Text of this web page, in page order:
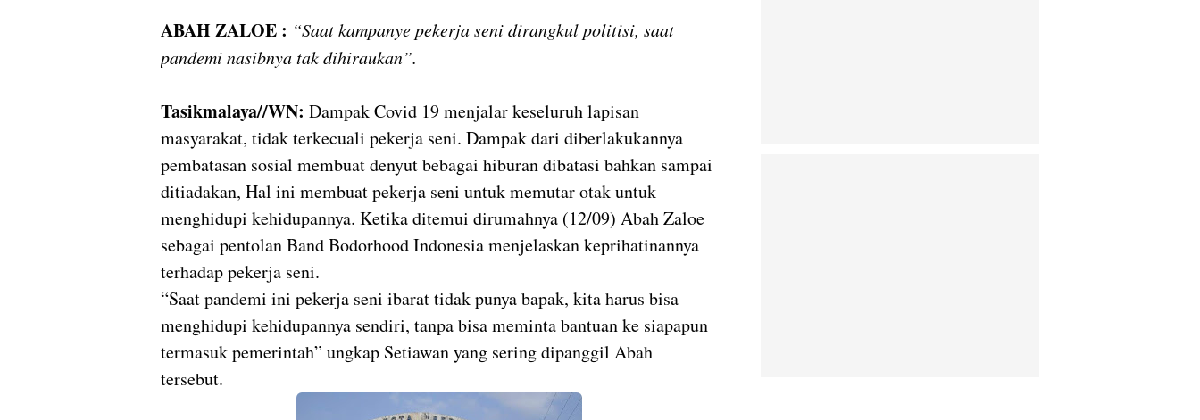
ABAH ZALOE : “Saat kampanye pekerja seni dirangkul politisi, saat
pandemi nasibnya tak dihiraukan”.
Tasikmalaya//WN: Dampak Covid 19 menjalar keseluruh lapisan
masyarakat, tidak terkecuali pekerja seni. Dampak dari diberlakukannya
pembatasan sosial membuat denyut bebagai hiburan dibatasi bahkan sampai
ditiadakan, Hal ini membuat pekerja seni untuk memutar otak untuk
menghidupi kehidupannya. Ketika ditemui dirumahnya (12/09) Abah Zaloe
sebagai pentolan Band Bodorhood Indonesia menjelaskan keprihatinannya
terhadap pekerja seni.
“Saat pandemi ini pekerja seni ibarat tidak punya bapak, kita harus bisa
menghidupi kehidupannya sendiri, tanpa bisa meminta bantuan ke siapapun
termasuk pemerintah” ungkap Setiawan yang sering dipanggil Abah
tersebut.